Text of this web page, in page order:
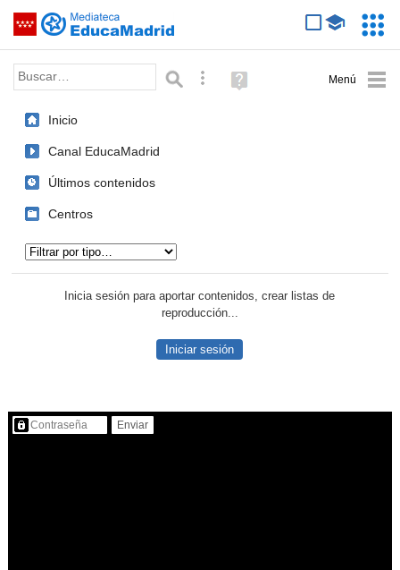
Saltar navegación
Palabra o frase: Búsqueda avanzada
Ayuda
(en
Inicio
Canal EducaMadrid
Últimos contenidos
Centros
Inicia sesión para aportar contenidos, crear listas de
reproducción...
Iniciar sesión
Contenido protegido…